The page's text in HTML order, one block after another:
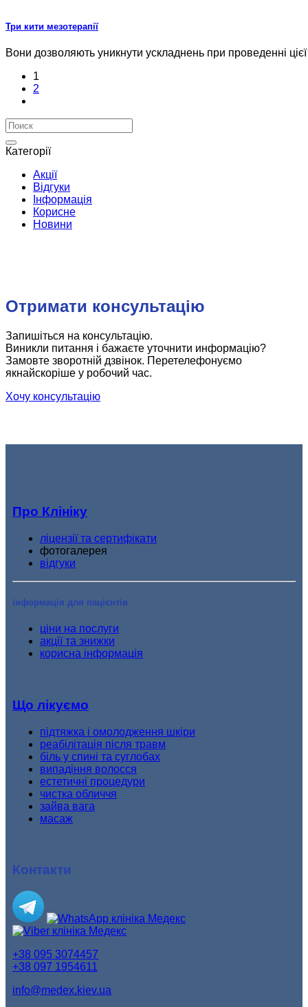
Три кити мезотерапії
Вони дозволяють уникнути ускладнень при проведенні
1
2
Категорії
Акції
Відгуки
Інформація
Корисне
Новини
Отримати консультацію
Запишіться на консультацію.
Виникли питання і бажаєте уточнити информацію?
Замовте зворотній дзвінок. Перетелефонуємо
якнайскоріше у робочий час.
Хочу консультацію
Про Клініку
ліцензії та сертифікати
фотогалерея
відгуки
інформація для пацієнтів
ціни на послуги
акції та знижки
корисна інформація
Що лікуємо
підтяжка і омолодження шкіри
реабілітація після травм
біль у спині та суглобах
випадіння волосся
естетичні процедури
чистка обличчя
зайва вага
масаж
Контакти
+38 095 3074457
+38 097 1954611
info@medex.kiev.ua